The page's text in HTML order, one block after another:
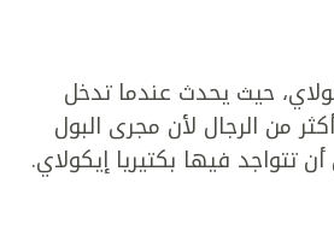
حيث يحدث عندما تدخل
من الرجال لأن مجرى البول
فيها بكتيريا إيكولاي.